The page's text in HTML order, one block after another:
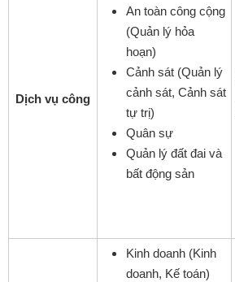
Dịch vụ công
An toàn công cộng
(Quản lý hỏa
hoạn)
Cảnh sát (Quản lý
cảnh sát, Cảnh sát
tự trị)
Quân sự
Quản lý đất đai và
bất động sản
Kinh doanh (Kinh
doanh, Kế toán)